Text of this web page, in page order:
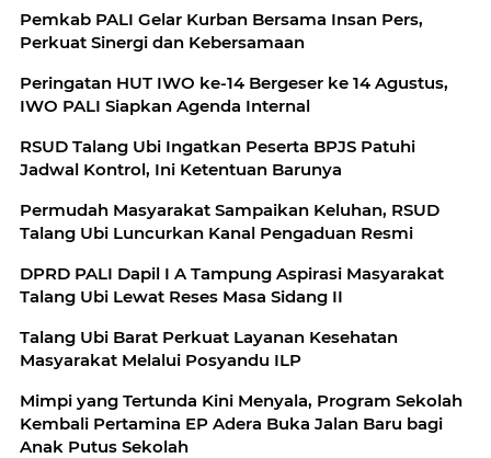
Pemkab PALI Gelar Kurban Bersama Insan Pers,
Perkuat Sinergi dan Kebersamaan
Peringatan HUT IWO ke-14 Bergeser ke 14 Agustus,
IWO PALI Siapkan Agenda Internal
RSUD Talang Ubi Ingatkan Peserta BPJS Patuhi
Jadwal Kontrol, Ini Ketentuan Barunya
Permudah Masyarakat Sampaikan Keluhan, RSUD
Talang Ubi Luncurkan Kanal Pengaduan Resmi
DPRD PALI Dapil I A Tampung Aspirasi Masyarakat
Talang Ubi Lewat Reses Masa Sidang II
Talang Ubi Barat Perkuat Layanan Kesehatan
Masyarakat Melalui Posyandu ILP
Mimpi yang Tertunda Kini Menyala, Program Sekolah
Kembali Pertamina EP Adera Buka Jalan Baru bagi
Anak Putus Sekolah